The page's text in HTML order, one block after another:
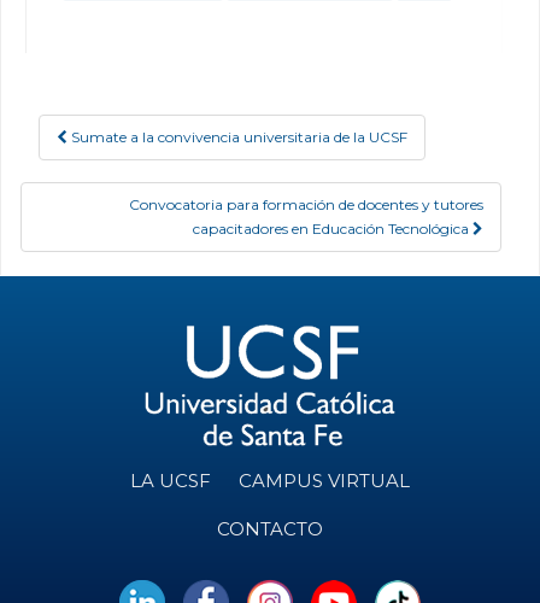
Post navigation
Sumate a la convivencia universitaria de la UCSF
Convocatoria para formación de docentes y tutores
capacitadores en Educación Tecnológica
LA UCSF CAMPUS VIRTUAL
CONTACTO